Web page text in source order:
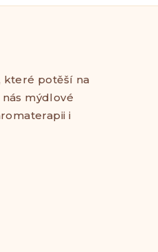
které potěší na
mýdlové
i